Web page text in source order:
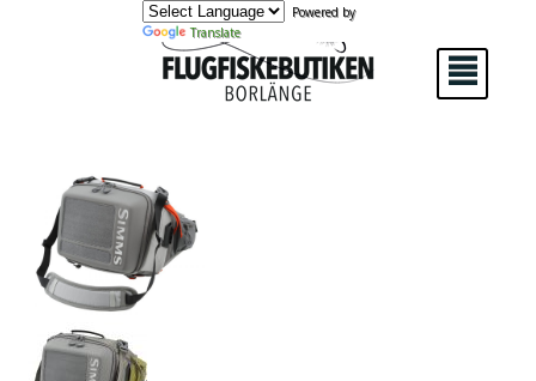
Powered by
Translate
²